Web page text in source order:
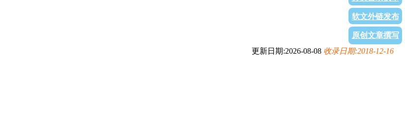
软文外链发布
原创文章撰写
更新日期:2026-08-08 收录日期:2018-12-16